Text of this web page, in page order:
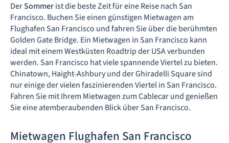
DerSommerist die beste Zeit für eine Reise nach San
Francisco. Buchen Sie einen günstigen Mietwagen am
Flughafen San Francisco und fahren Sie über die berühmten
Golden Gate Bridge. Ein Mietwagen in San Francisco kann
ideal mit einem Westküsten Roadtrip der USA verbunden
werden. San Francisco hat viele spannende Viertel zu bieten.
Chinatown, Haight-Ashbury und der Ghiradelli Square sind
nur einige der vielen faszinierenden Viertel in San Francisco.
Fahren Sie mit Ihrem Mietwagen zum Cablecar und genießen
Sie eine atemberaubenden Blick über San Francisco.
Mietwagen Flughafen San Francisco